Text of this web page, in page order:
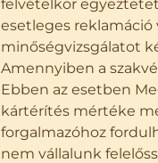
felvételkor
esetleges
minőségvizsgálatot
Amennyiben a
Ebben az esetben
kártérítés mértéke
forgalmazóhoz
nem vállalunk